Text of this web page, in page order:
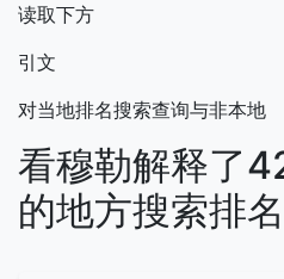
读取下方
引文
对当地排名搜索查询与非本地
看穆勒解释了
的地方搜索排名